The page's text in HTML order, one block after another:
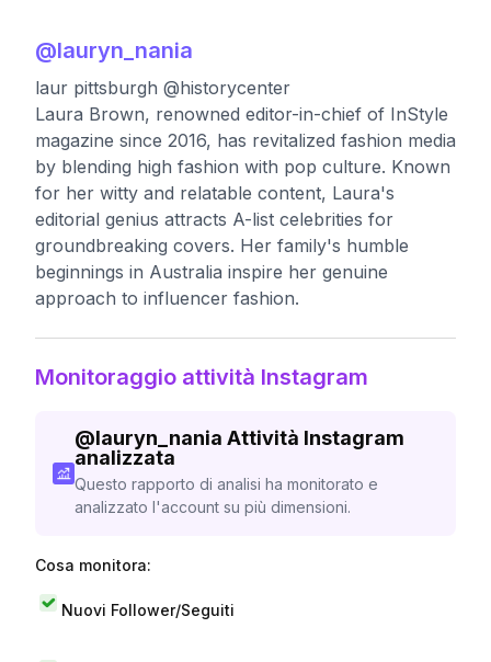
@lauryn_nania
laur pittsburgh @historycenter
Laura Brown, renowned editor-in-chief of InStyle
magazine since 2016, has revitalized fashion media
by blending high fashion with pop culture. Known
for her witty and relatable content, Laura's
editorial genius attracts A-list celebrities for
groundbreaking covers. Her family's humble
beginnings in Australia inspire her genuine
approach to influencer fashion.
Monitoraggio attività Instagram
@lauryn_nania Attività Instagram
analizzata
Questo rapporto di analisi ha monitorato e
analizzato l'account su più dimensioni.
Cosa monitora:
Nuovi Follower/Seguiti